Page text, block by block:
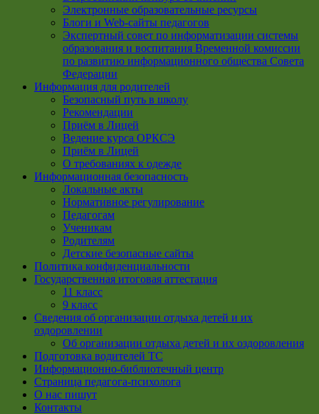
Электронные образовательные ресурсы
Блоги и Web-сайты педагогов
Экспертный совет по информатизации системы
образования и воспитания Временной комиссии
по развитию информационного общества Совета
Федерации
Информация для родителей
Безопасный путь в школу
Рекомендации
Приём в Лицей
Ведение курса ОРКСЭ
Приём в Лицей
О требованиях к одежде
Информационная безопасность
Локальные акты
Нормативное регулирование
Педагогам
Ученикам
Родителям
Детские безопасные сайты
Политика конфиденциальности
Государственная итоговая аттестация
11 класс
9 класс
Сведения об организации отдыха детей и их
оздоровлении
Об организации отдыха детей и их оздоровления
Подготовка водителей ТС
Информационно-библиотечный центр
Страница педагога-психолога
О нас пишут
Контакты